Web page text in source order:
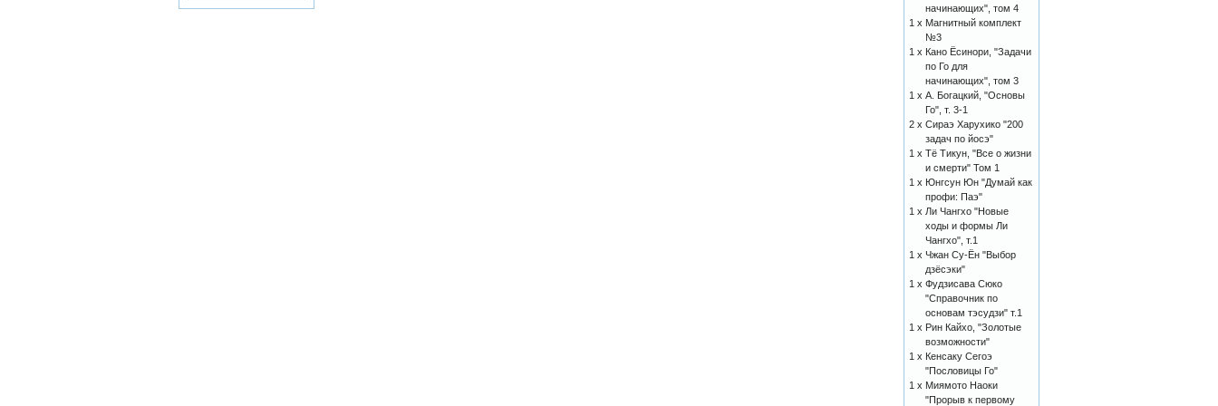
начинающих", том 4
1 x Магнитный комплект
№3
1 x Кано Ёсинори, "Задачи
по Го для
начинающих", том 3
1 x А. Богацкий, "Основы
Го", т. 3-1
2 x Сираэ Харухико "200
задач по йосэ"
1 x Тё Тикун, "Все о жизни
и смерти" Том 1
1 x Юнгсун Юн "Думай как
профи: Паэ"
1 x Ли Чангхо "Новые
ходы и формы Ли
Чангхо", т.1
1 x Чжан Су-Ён "Выбор
дзёсэки"
1 x Фудзисава Сюко
"Справочник по
основам тэсудзи" т.1
1 x Рин Кайхо, "Золотые
возможности"
1 x Кенсаку Сегоэ
"Пословицы Го"
1 x Миямото Наоки
"Прорыв к первому